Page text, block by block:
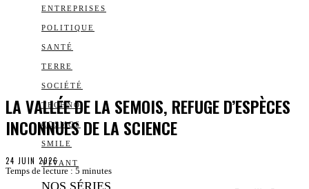
ENTREPRISES
POLITIQUE
SANTÉ
TERRE
SOCIÉTÉ
TECHNO
COSMOS
SMILE
VIVANT
NOS SÉRIES
LA VALLÉE DE LA SEMOIS, REFUGE D’ESPÈCES
INCONNUES DE LA SCIENCE
24 JUIN 2026
Temps de lecture : 5 minutes